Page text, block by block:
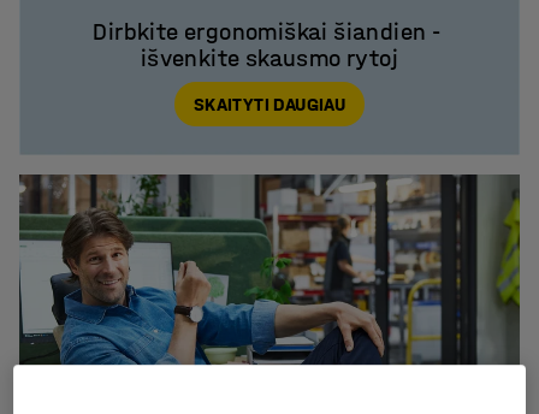
Dirbkite ergonomiškai šiandien -
išvenkite skausmo rytoj
SKAITYTI DAUGIAU